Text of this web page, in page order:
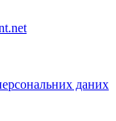
даних